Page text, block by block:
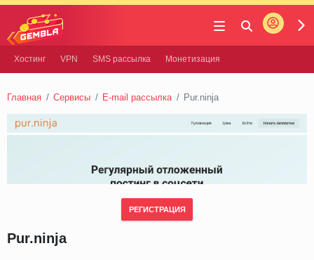
Gembla
Войти
Хостинг VPN SMS рассылка Монетизация
Главная Сервисы E-mail рассылка Pur.ninja
Pur.ninja
РЕГИСТРАЦИЯ